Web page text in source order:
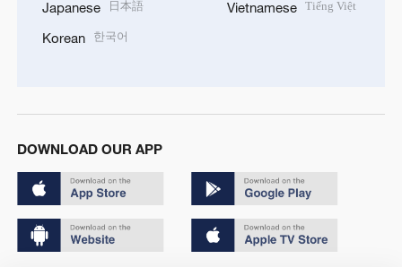
Japanese 日本語
Korean 한국어
Vietnamese Tiếng Việt
DOWNLOAD OUR APP